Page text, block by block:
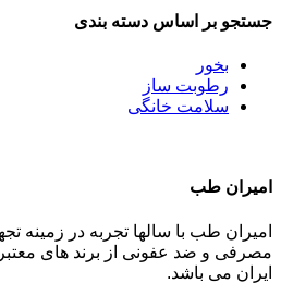
جستجو بر اساس دسته بندی
بخور
رطوبت ساز
سلامت خانگی
امیران طب
امیران طب با سالها تجربه در
مصرفی و ضد عفونی از برند های
ایران می باشد.